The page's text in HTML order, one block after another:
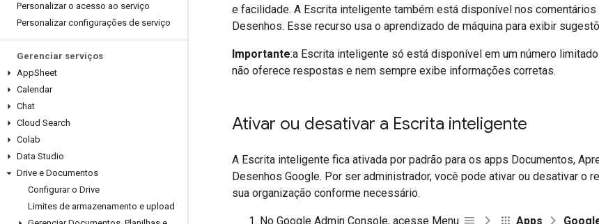
Personalizar o acesso ao serviço
Personalizar configurações de serviço
Gerenciar serviços
AppSheet
Calendar
Chat
Cloud Search
Colab
Data Studio
Drive e Documentos
Configurar o Drive
Limites de armazenamento e upload
e facilidade. A Escrita inteligente também está disponível nos
Desenhos. Esse recurso usa o aprendizado de máquina para exibir
Importante:a Escrita inteligente só está disponível em um número
não oferece respostas e nem sempre exibe informações corretas.
Ativar ou desativar a Escrita inteligente
A Escrita inteligente fica ativada por padrão para os apps Documentos,
Desenhos Google. Por ser administrador, você pode ativar ou desativar o
sua organização conforme necessário.
No Google Admin Console, acesse Menu Apps